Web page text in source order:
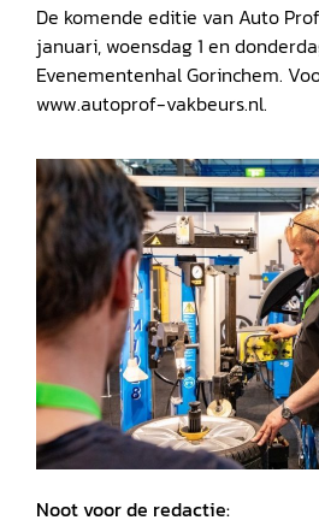
De komende editie van Auto
januari, woensdag 1 en
Evenementenhal Gorinchem.
www.autoprof-vakbeurs.nl.
Noot voor de redactie: